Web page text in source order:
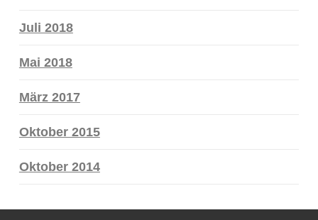
Juli 2018
Mai 2018
März 2017
Oktober 2015
Oktober 2014